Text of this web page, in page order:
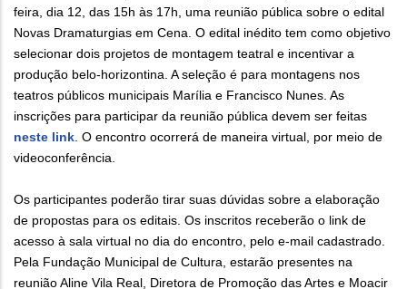
feira, dia 12, das 15h às 17h, uma reunião pública sobre o edital
Novas Dramaturgias em Cena. O edital inédito tem como objetivo
selecionar dois projetos de montagem teatral e incentivar a
produção belo-horizontina. A seleção é para montagens nos
teatros públicos municipais Marília e Francisco Nunes. As
inscrições para participar da reunião pública devem ser feitas
neste link. O encontro ocorrerá de maneira virtual, por meio de
videoconferência.
Os participantes poderão tirar suas dúvidas sobre a elaboração
de propostas para os editais. Os inscritos receberão o link de
acesso à sala virtual no dia do encontro, pelo e-mail cadastrado.
Pela Fundação Municipal de Cultura, estarão presentes na
reunião Aline Vila Real, Diretora de Promoção das Artes e Moacir